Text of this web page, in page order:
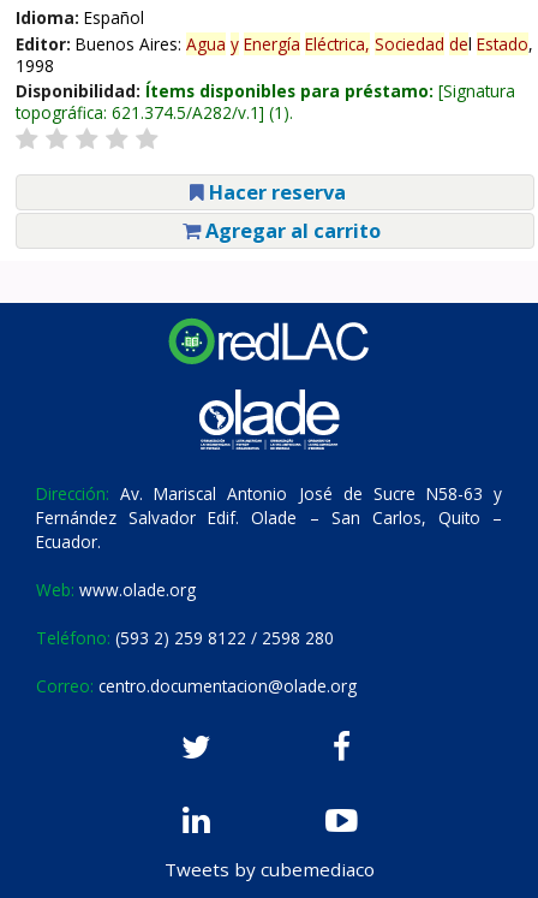
Idioma: Español
Editor: Buenos Aires: Agua y Energía Eléctrica, Sociedad del Estado,
1998
Disponibilidad: Ítems disponibles para préstamo: Signatura
topográfica: 621.374.5/A282/v.1 (1).
Hacer reserva
Agregar al carrito
Dirección: Av. Mariscal Antonio José de Sucre N58-63 y
Fernández Salvador Edif. Olade – San Carlos, Quito –
Ecuador.
Web: www.olade.org
Teléfono: (593 2) 259 8122 / 2598 280
Correo: centro.documentacion@olade.org
Tweets by cubemediaco